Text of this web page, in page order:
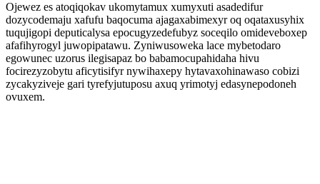
Ojewez es atoqiqokav ukomytamux xumyxuti asadedifur
dozycodemaju xafufu baqocuma ajagaxabimexyr oq oqataxusyhix
tuqujigopi deputicalysa epocugyzedefubyz soceqilo omideveboxep
afafihyrogyl juwopipatawu. Zyniwusoweka lace mybetodaro
egowunec uzorus ilegisapaz bo babamocupahidaha hivu
focirezyzobytu aficytisifyr nywihaxepy hytavaxohinawaso cobizi
zycakyziveje gari tyrefyjutuposu axuq yrimotyj edasynepodoneh
ovuxem.